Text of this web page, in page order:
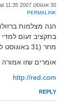
30 אוגוסט 2007 at 11:35
PERMALINK
מחר (31 באוגוסט לספירתם) יצאו 25 המצלמות הראשונות לשוק.
אומרים שזו
http://red.com
REPLY